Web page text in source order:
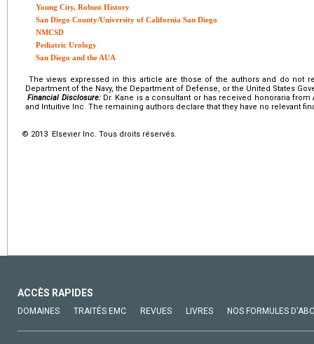
Young City, Robust History
San Diego County/University of California San Diego
NMCSD
Pediatric Urology
San Diego and the AUA
The views expressed in this article are those of the authors and do not
Department of the Navy, the Department of Defense, or the United States
Financial Disclosure:Dr. Kane is a consultant or has received honoraria
and Intuitive Inc. The remaining authors declare that they have no relevant
© 2013 Elsevier Inc. Tous droits réservés.
ACCÈS RAPIDES
DOMAINES TRAITÉS EMC REVUES LIVRES NOS FORMULES